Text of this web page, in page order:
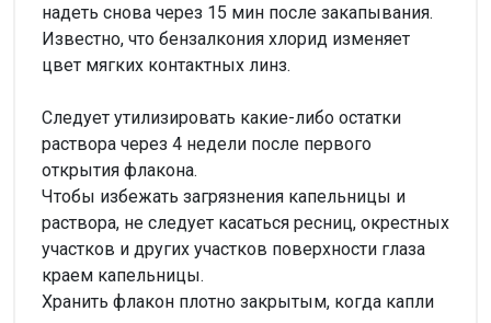
надеть снова через 15 мин после закапывания.
Известно, что бензалкония хлорид изменяет
цвет мягких контактных линз.
Следует утилизировать какие-либо остатки
раствора через 4 недели после первого
открытия флакона.
Чтобы избежать загрязнения капельницы и
раствора, не следует касаться ресниц, окрестных
участков и других участков поверхности глаза
краем капельницы.
Хранить флакон плотно закрытым, когда капли